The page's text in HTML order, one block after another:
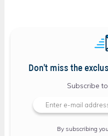
Don't miss the
Subscribe
By subscribing